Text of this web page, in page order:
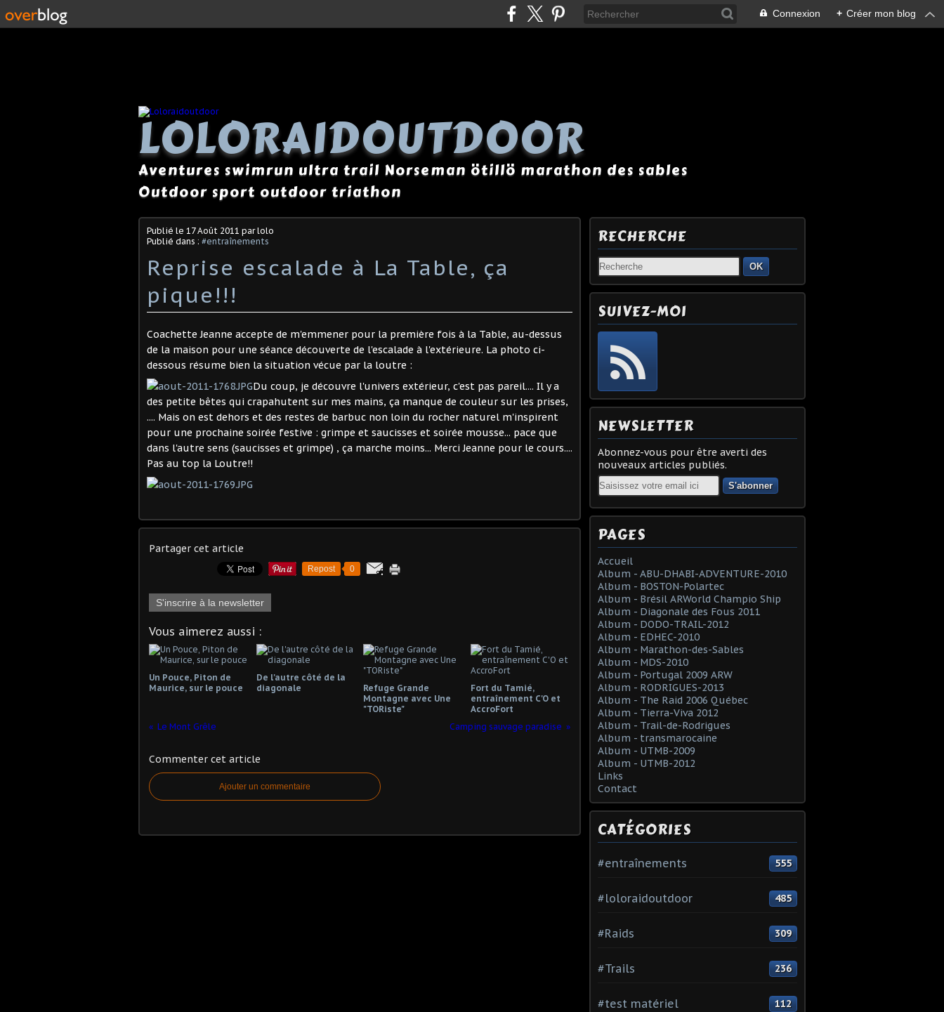
Connexion + Créer mon blog
LOLORAIDOUTDOOR
Aventures swimrun ultra trail Norseman ötillö marathon des sables
Outdoor sport outdoor triathon
Publié le 17 Août 2011 par lolo
Publié dans : #entraînements
Reprise escalade à La Table, ça
pique!!!
Coachette Jeanne accepte de m'emmener pour la première fois à la Table, au-dessus
de la maison pour une séance découverte de l'escalade à l'extérieure. La photo ci-
dessous résume bien la situation vécue par la loutre :
Du coup, je découvre l'univers extérieur, c'est pas pareil.... Il y a
des petite bêtes qui crapahutent sur mes mains, ça manque de couleur sur les prises,
.... Mais on est dehors et des restes de barbuc non loin du rocher naturel m'inspirent
pour une prochaine soirée festive : grimpe et saucisses et soirée mousse... pace que
dans l'autre sens (saucisses et grimpe) , ça marche moins... Merci Jeanne pour le cours....
Pas au top la Loutre!!
Partager cet article
Repost 0
S'inscrire à la newsletter
Vous aimerez aussi :
Un Pouce, Piton de
Maurice, sur le pouce
De l'autre côté de la
diagonale
Refuge Grande
Montagne avec Une
"TORiste"
Fort du Tamié,
entraînement C'O et
AccroFort
Le Mont Grêle
Camping sauvage paradise
Commenter cet article
Ajouter un commentaire
RECHERCHE
OK
SUIVEZ-MOI
NEWSLETTER
Abonnez-vous pour être averti des
nouveaux articles publiés.
Email
PAGES
Accueil
Album - ABU-DHABI-ADVENTURE-2010
Album - BOSTON-Polartec
Album - Brésil ARWorld Champio Ship
Album - Diagonale des Fous 2011
Album - DODO-TRAIL-2012
Album - EDHEC-2010
Album - Marathon-des-Sables
Album - MDS-2010
Album - Portugal 2009 ARW
Album - RODRIGUES-2013
Album - The Raid 2006 Québec
Album - Tierra-Viva 2012
Album - Trail-de-Rodrigues
Album - transmarocaine
Album - UTMB-2009
Album - UTMB-2012
Links
Contact
CATÉGORIES
#entraînements 555
#loloraidoutdoor 485
#Raids 309
#Trails 236
#test matériel 112